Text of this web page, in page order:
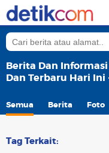
Berita Dan
Dan Terbaru Hari
Semua Berita Foto
Tag Terkait: